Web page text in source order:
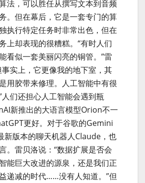
法，可以胜任从撰写文本到音频
。但在幕后，它是一套专门的算
执行特定任务时非常出色，但在
上却表现的很糟糕。“有时人们
看似一套美丽闪亮的铜管。”雷
事实上，它更像我的地下室，其
用胶带来修理。人工智能中有很
人们还担心人工智能会遇到瓶
新推出的大语言模型Orion不一
更好。对于谷歌的Gemini
版本的聊天机器人Claude，也
。雷贝洛说：“数据扩展是否会
能巨大改进的源泉，还是我们正
递减的时代……没有人知道。”但